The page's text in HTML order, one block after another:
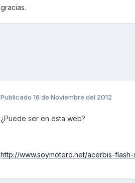
gracias.
Publicado 16 de Noviembre del 2012
¿Puede ser en esta web?
http://www.soymotero.net/acerbis-